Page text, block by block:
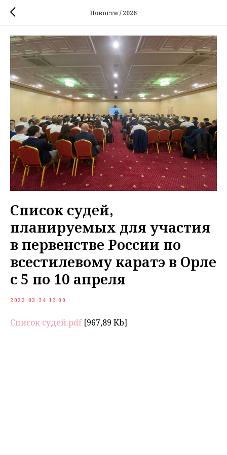
Новости / 2026
Список судей,
планируемых для участия
в первенстве России по
всестилевому каратэ в Орле
с 5 по 10 апреля
2023-03-24 12:00
Список судей.pdf[967,89 Kb]